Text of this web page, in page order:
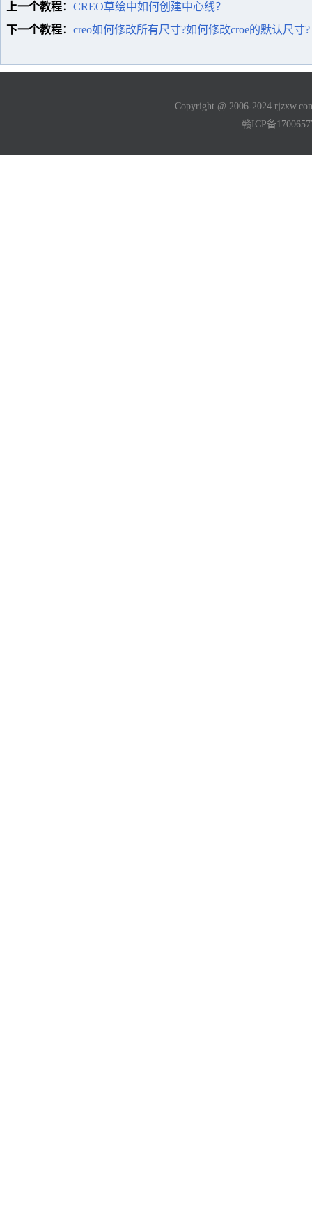
上一个教程： CREO草绘中如何创建中心线？
下一个教程： creo如何修改所有尺寸?如何修改croe的默认尺寸?
Copyright @ 2006-2024
赣ICP备